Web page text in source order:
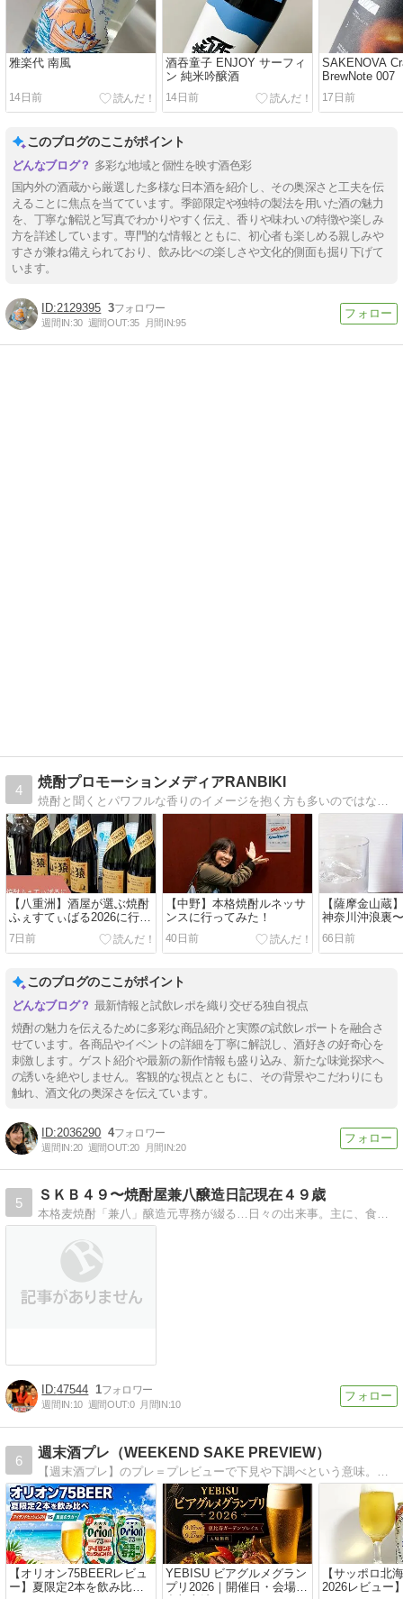
雅楽代 南風
14日前
酒吞童子 ENJOY サーフィ
ン 純米吟醸酒
14日前
SAKENOVA
BrewNote 007
17日前
このブログのここがポイント
多彩な地域と個性を映す酒色彩
国内外の酒蔵から厳選した多様な日本酒を紹介し、その奥深さと工夫を伝
えることに焦点を当てています。季節限定や独特の製法を用いた酒の魅力
を、丁寧な解説と写真でわかりやすく伝え、香りや味わいの特徴や楽しみ
方を詳述しています。専門的な情報とともに、初心者も楽しめる親しみや
すさが兼ね備えられており、飲み比べの楽しさや文化的側面も掘り下げて
います。
2129395 3
週間IN:30 週間OUT:35 月間IN:95
4
焼酎プロモーションメディアRANBIKI
【八重洲】酒屋が選ぶ焼酎
ふぇすてぃばる2026に行っ
てみた！
7日前
【中野】本格焼酎ルネッサ
ンスに行ってみた！
40日前
【薩摩金山蔵
神奈川沖浪裏
みた！
66日前
このブログのここがポイント
最新情報と試飲レポを織り交ぜる独自視点
焼酎の魅力を伝えるために多彩な商品紹介と実際の試飲レポートを融合さ
せています。各商品やイベントの詳細を丁寧に解説し、酒好きの好奇心を
刺激します。ゲスト紹介や最新の新作情報も盛り込み、新たな味覚探求へ
の誘いを絶やしません。客観的な視点とともに、その背景やこだわりにも
触れ、酒文化の奥深さを伝えています。
2036290 4
週間IN:20 週間OUT:20 月間IN:20
5
ＳＫＢ４９〜焼酎屋兼八醸造日記現在４９歳
47544 1
週間IN:10 週間OUT:0 月間IN:10
6
週末酒プレ（WEEKEND SAKE PREVIEW）
【オリオン75BEERレビュ
ー】夏限定2本を飲み比べ
YEBISU ビアグルメグラン
プリ2026｜開催日・会場・
【サッポロ北
2026レビュー